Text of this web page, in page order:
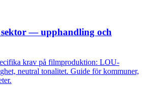
— upphandling och
krav på filmproduktion: LOU-
neutral tonalitet. Guide för kommuner,